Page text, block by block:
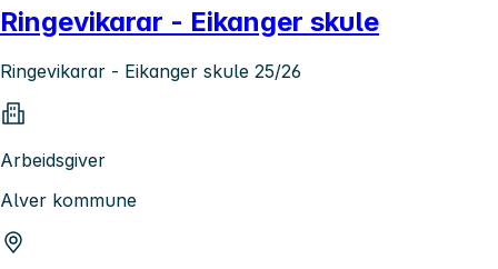
Ringevikarar - Eikanger skule
Ringevikarar - Eikanger skule 25/26
Arbeidsgiver
Alver kommune